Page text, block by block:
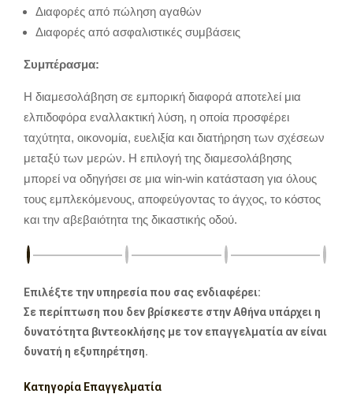
Διαφορές από πώληση αγαθών
Διαφορές από ασφαλιστικές συμβάσεις
Συμπέρασμα:
Η διαμεσολάβηση σε εμπορική διαφορά αποτελεί μια
ελπιδοφόρα εναλλακτική λύση, η οποία προσφέρει
ταχύτητα, οικονομία, ευελιξία και διατήρηση των σχέσεων
μεταξύ των μερών. Η επιλογή της διαμεσολάβησης
μπορεί να οδηγήσει σε μια win-win κατάσταση για όλους
τους εμπλεκόμενους, αποφεύγοντας το άγχος, το κόστος
και την αβεβαιότητα της δικαστικής οδού.
Επιλέξτε την υπηρεσία που σας ενδιαφέρει:
Σε περίπτωση που δεν βρίσκεστε στην Αθήνα υπάρχει η
δυνατότητα βιντεοκλήσης με τον επαγγελματία αν είναι
δυνατή η εξυπηρέτηση.
Κατηγορία Επαγγελματία